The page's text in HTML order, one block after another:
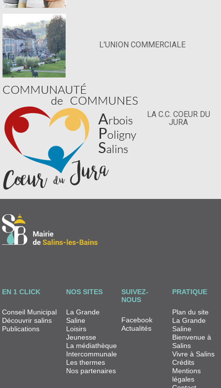
L'UNION COMMERCIALE
LA C.C. COEUR DU
JURA
EN 1 CLICK
Conseil Municipal
Découvrir salins
Publications
NOS SITES
La Grande
Saline
Loisirs
Jeunesse
La médiathèque
Intercommunale
Les thermes
Nos partenaires
SUIVEZ-
NOUS
Facebook
Actualités
PRATIQUE
Plan du site
La Grande
Saline
Bienvenue à
Salins
Vivre à Salins
Crédits
Mentions
légales